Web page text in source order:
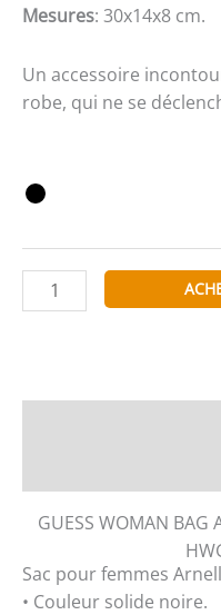
Mesures: 30x14x8 cm.
Un accessoire
robe, qui ne se
quantité
de
960660
GUESS WOMAN BAG
Sac pour femmes
• Couleur solide noire.